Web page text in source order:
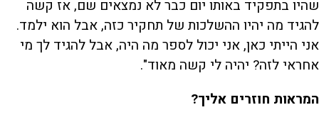
שהיו בתפקיד באותו יום כבר לא נמצאים שם, אז קשה
להגיד מה יהיו ההשלכות של תחקיר כזה, אבל הוא ילמד.
אני הייתי כאן, אני יכול לספר מה היה, אבל להגיד לך מי
אחראי לזה? יהיה לי קשה מאוד".
המראות חוזרים אליך?